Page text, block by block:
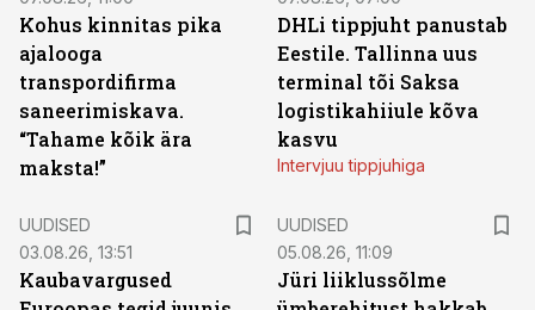
Kohus kinnitas pika
ajalooga
transpordifirma
saneerimiskava.
“Tahame kõik ära
maksta!”
DHLi tippjuht panustab
Eestile. Tallinna uus
terminal tõi Saksa
logistikahiiule kõva
kasvu
Intervjuu tippjuhiga
UUDISED
03.08.26, 13:51
Kaubavargused
UUDISED
05.08.26, 11:09
Jüri liiklussõlme